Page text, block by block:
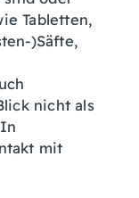
Tabletten,
)Säfte,
nicht als
mit